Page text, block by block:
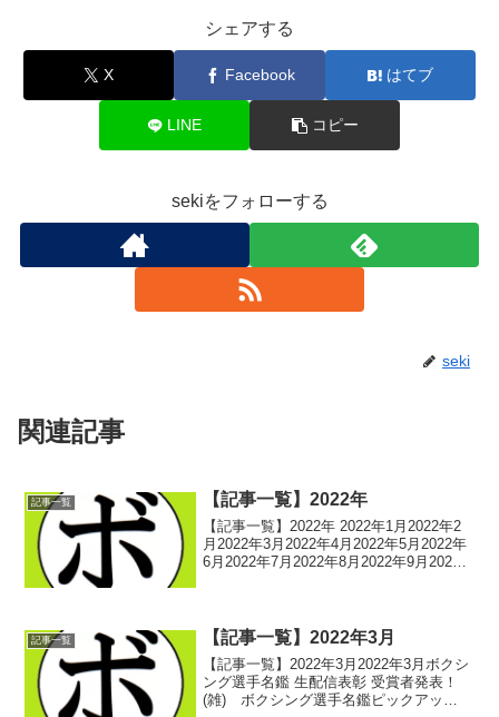
シェアする
X Facebook はてブ
LINE コピー
sekiをフォローする
seki
関連記事
記事一覧 【記事一覧】2022年
【記事一覧】2022年 2022年1月2022年2
月2022年3月2022年4月2022年5月2022年
6月2022年7月2022年8月2022年9月2022
記事一覧 【記事一覧】2022年3月
【記事一覧】2022年3月2022年3月ボクシ
ング選手名鑑 生配信表彰 受賞者発表！
(雑) ボクシング選手名鑑ピックアッ